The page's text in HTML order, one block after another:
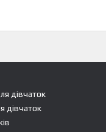
дівчаток
дівчаток